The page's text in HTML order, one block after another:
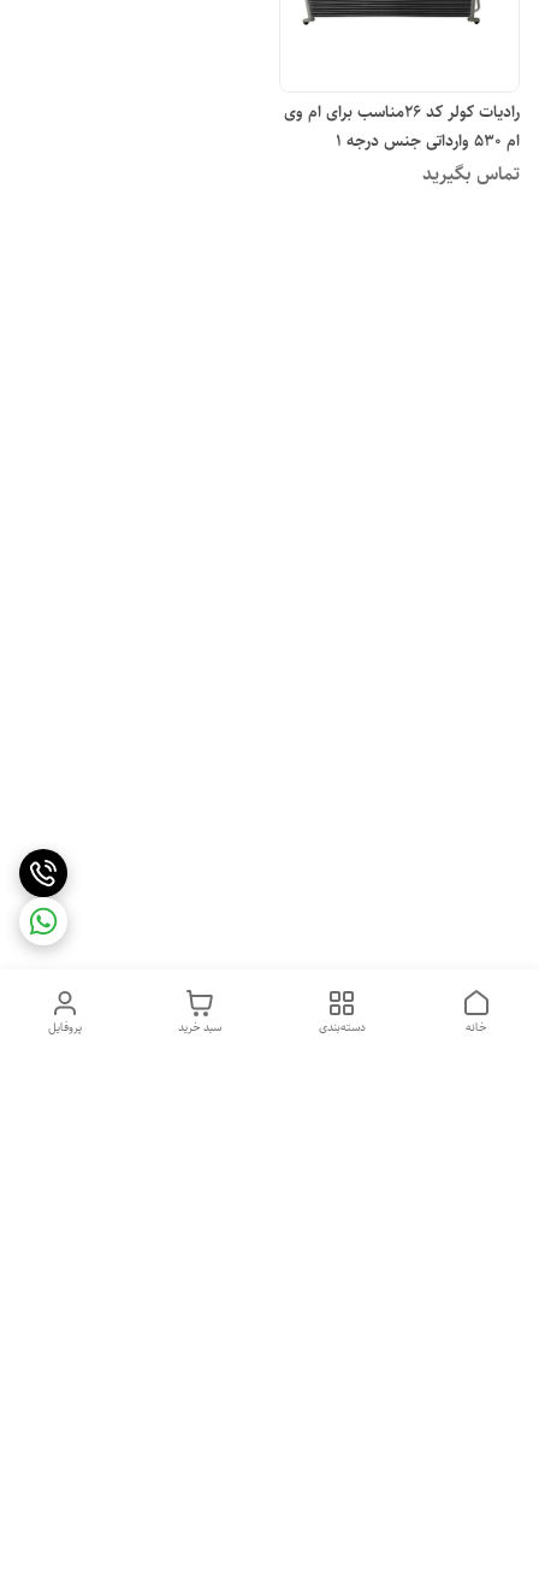
رادیات کولر کد ۲۶مناسب برای ام وی
ام ۵۳۰ وارداتی جنس درجه ۱
تماس بگیرید
پروفایل سبد خرید دسته‌بندی خانه